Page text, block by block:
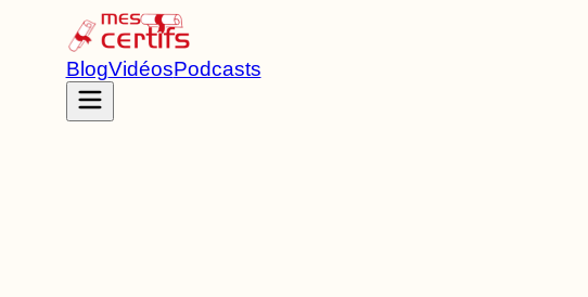
BlogVidéosPodcasts